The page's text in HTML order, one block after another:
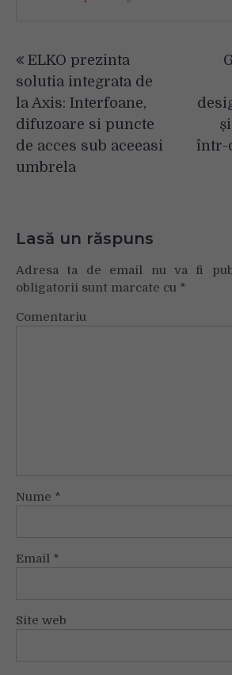
în
articole
ELKO prezinta
solutia integrata de
la Axis: Interfoane,
difuzoare si puncte
de acces sub aceeasi
umbrela
într-
Lasă un răspuns
Adresa ta de email nu va fi
obligatorii sunt marcate cu *
Comentariu
Nume *
Email *
Site web